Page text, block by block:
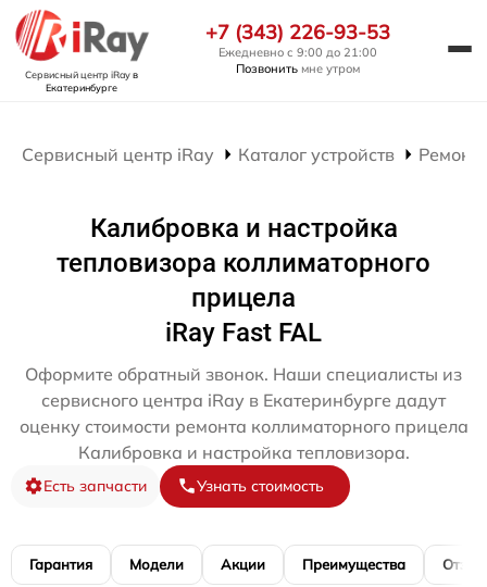
Сервисный центр iRayв
Екатеринбурге
+7 (343) 226-93-53
Ежедневно с 9:00 до 21:00
Позвонить мне утром
Сервисный центр iRay Каталог устройств Ремонт
Калибровка и настройка
тепловизора коллиматорного
прицела
iRay Fast FAL
Оформите обратный звонок. Наши специалисты из
сервисного центра iRay в Екатеринбурге дадут
оценку стоимости ремонта коллиматорного прицела
Калибровка и настройка тепловизора.
Есть запчасти Узнать стоимость
Гарантия Модели Акции Преимущества